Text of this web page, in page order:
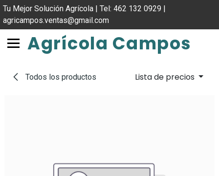
Tu Mejor Solución Agrícola | Tel: 462 132 0929 |
agricampos.ventas@gmail.com
Agrícola Campos
Todos los productos Lista de precios